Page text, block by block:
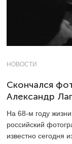
НОВОСТИ
Скончался
Александр
На 68-м году
российский
известно сегодня